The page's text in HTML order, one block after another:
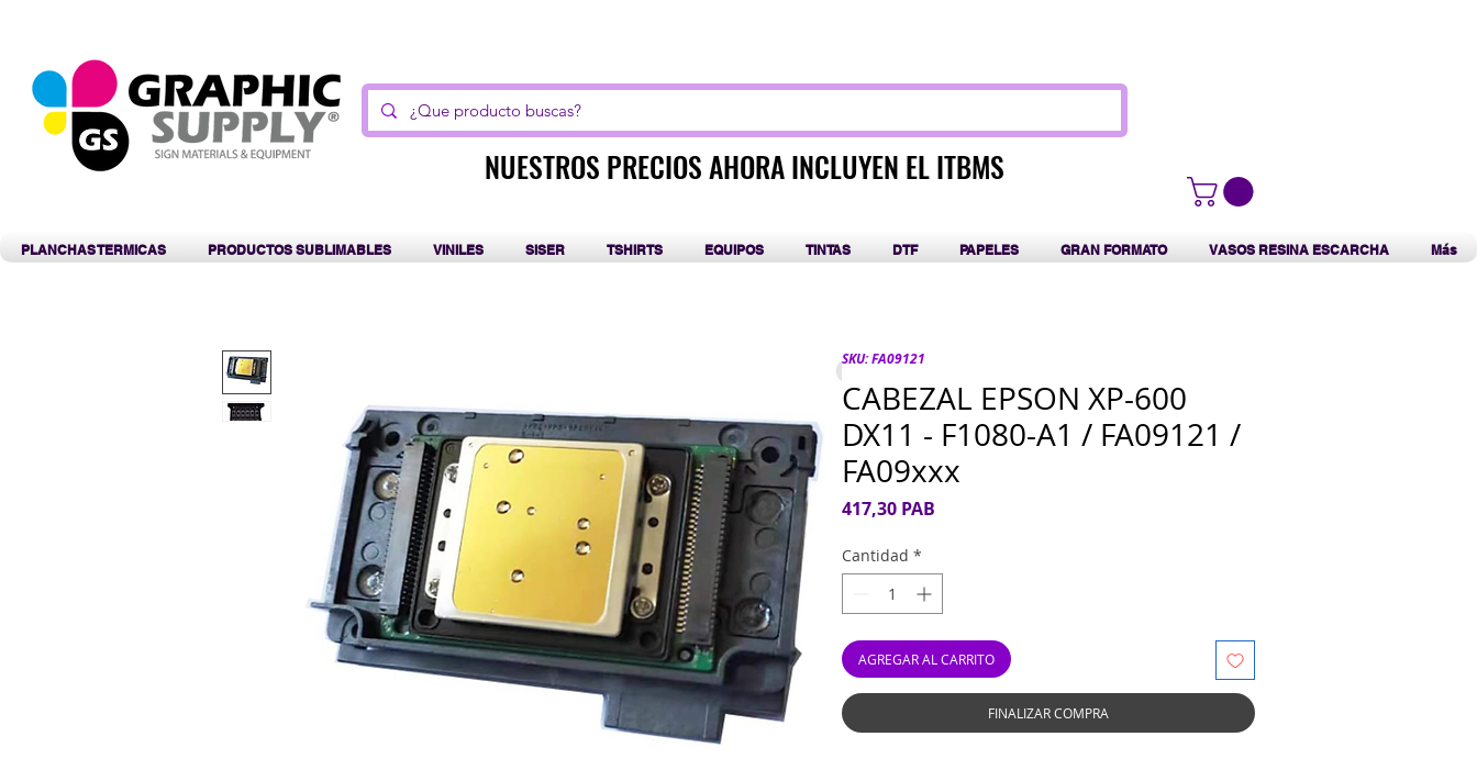
NUESTROS PRECIOS AHORA INCLUYEN EL ITBMS
NUESTROS PRECIOS AHORA INCLUYEN EL ITBMS
PLANCHAS TERMICAS PRODUCTOS SUBLIMABLES VINILES SISER TSHIRTS EQUIPOS TINTAS DTF PAPELES GRAN FORMATO VASOS RESINA ESCARCHA Más
SKU: FA09121
CABEZAL EPSON XP-600
DX11 - F1080-A1 / FA09121 /
FA09xxx
417,30 PAB
Cantidad *
AGREGAR AL CARRITO
FINALIZAR COMPRA